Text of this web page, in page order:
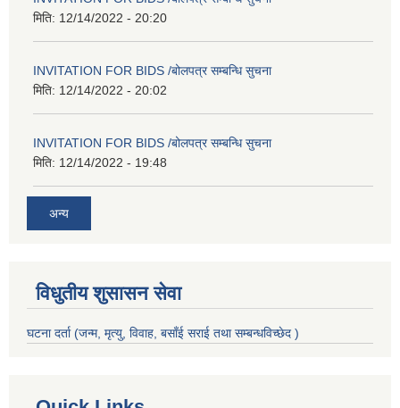
मिति: 12/14/2022 - 20:20
INVITATION FOR BIDS /बोलपत्र सम्बन्धि सुचना
मिति: 12/14/2022 - 20:02
INVITATION FOR BIDS /बोलपत्र सम्बन्धि सुचना
मिति: 12/14/2022 - 19:48
अन्य
विधुतीय शुसासन सेवा
घटना दर्ता (जन्म, मृत्यु, विवाह, बसाँई सराई तथा सम्बन्धविच्छेद )